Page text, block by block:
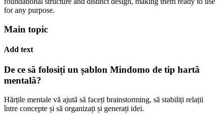
for any purpose.
Main topic
Add text
De ce să folosiți un șablon Mindomo de tip hartă
mentală?
Hărțile mentale vă ajută să faceți brainstorming, să stabiliți relații
între concepte și să organizați și generați idei.